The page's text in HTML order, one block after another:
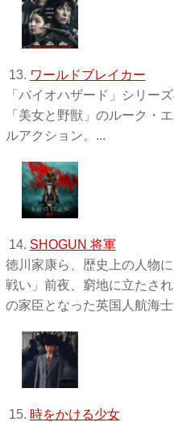
13. ワールドブレイカー
「バイオハザード」シリー
「美女と野獣」のルーク・
ルアクション。...
14. SHOGUN 将軍
徳川家康ら、歴史上の人物
戦い」前夜、窮地に立たさ
の家臣となった英国人航海
15. 時をかける少女